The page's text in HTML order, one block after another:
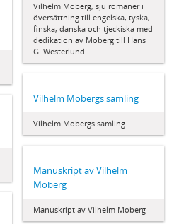
Vilhelm Moberg, sju romaner i
översättning till engelska, tyska,
finska, danska och tjeckiska med
dedikation av Moberg till Hans
G. Westerlund
Vilhelm Mobergs samling
Vilhelm Mobergs samling
Manuskript av Vilhelm
Moberg
Manuskript av Vilhelm Moberg